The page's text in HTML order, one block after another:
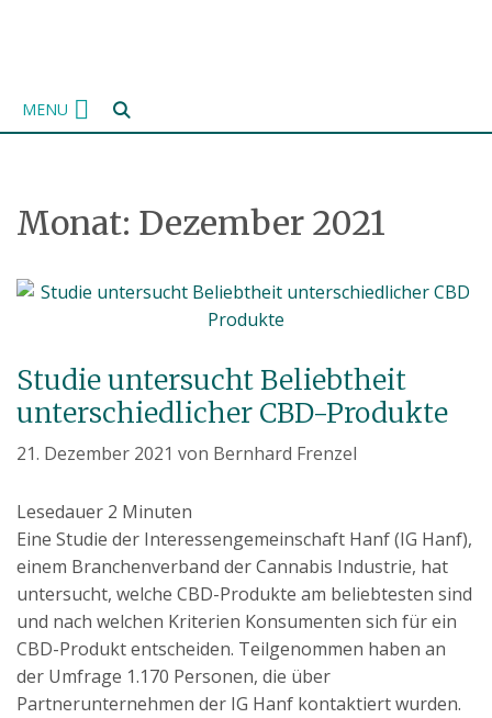
MENU
Monat: Dezember 2021
Studie untersucht Beliebtheit
unterschiedlicher CBD-Produkte
21. Dezember 2021 von Bernhard Frenzel
Lesedauer 2 Minuten
Eine Studie der Interessengemeinschaft Hanf (IG Hanf),
einem Branchenverband der Cannabis Industrie, hat
untersucht, welche CBD-Produkte am beliebtesten sind
und nach welchen Kriterien Konsumenten sich für ein
CBD-Produkt entscheiden. Teilgenommen haben an
der Umfrage 1.170 Personen, die über
Partnerunternehmen der IG Hanf kontaktiert wurden.